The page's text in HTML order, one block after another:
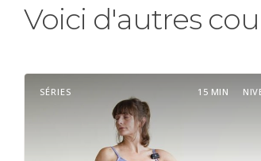
Voici d'autres
SÉRIES 15 MIN